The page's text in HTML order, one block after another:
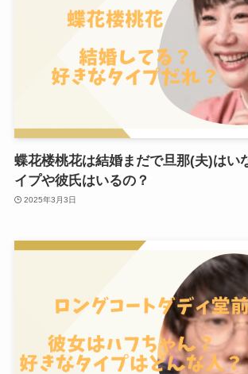
蝶花楼桃花は結婚まだで旦那(夫)はい
イプや彼氏はいるの？
2025年3月3日